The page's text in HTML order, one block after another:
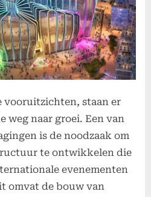
vooruitzichten, staan er
weg naar groei. Een van
is de noodzaak om
te ontwikkelen die
evenementen
omvat de bouw van